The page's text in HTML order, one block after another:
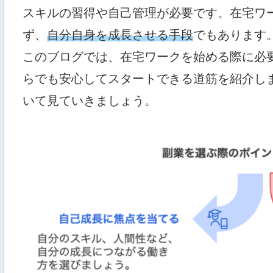
スキルの習得や自己管理が必要です。在宅
ず、 自分自身を成長させる手段でもあります
このブログでは、在宅ワークを始める際に
らでも安心してスタートできる道筋を紹介
いて見ていきましょう。